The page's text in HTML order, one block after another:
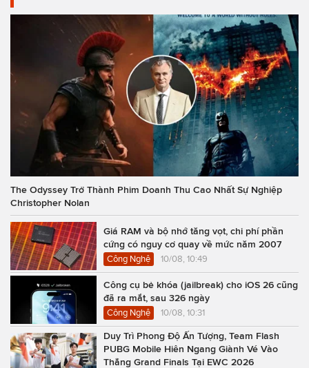
The Odyssey Trở Thành Phim Doanh Thu Cao Nhất Sự Nghiệp
Christopher Nolan
Giá RAM và bộ nhớ tăng vọt, chi phí phần
cứng có nguy cơ quay về mức năm 2007
Công Nghệ 10/08, 10:49
Công cụ bẻ khóa (jailbreak) cho iOS 26 cũng
đã ra mắt, sau 326 ngày
Công Nghệ 10/08, 10:31
Duy Trì Phong Độ Ấn Tượng, Team Flash
PUBG Mobile Hiên Ngang Giành Vé Vào
Thẳng Grand Finals Tại EWC 2026